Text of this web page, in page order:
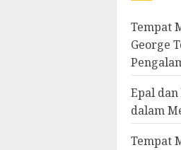
Tempat
George
Epal
dalam
Tempat